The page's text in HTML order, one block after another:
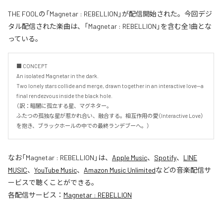
THE FOOLの「Magnetar : REBELLION」が配信開始された。今回デジ
タル配信された楽曲は、「Magnetar : REBELLION」を含む全1曲とな
っている。
■ CONCEPT
An isolated Magnetar in the dark.
Two lonely stars collide and merge, drawn together in an interactive love—a
final rendezvous inside the black hole.
（訳：暗闇に孤立する星、マグネター。
ふたつの孤独な星が惹かれ合い、融合する。相互作用の愛（Interactive Love）
を抱き、ブラックホールの中での最終ランデブーへ。）
なお「Magnetar : REBELLION 」は、 Apple Music、 Spotify、 LINE
MUSIC、 YouTube Music、 Amazon Music Unlimitedなどの音楽配信サ
ービスで聴くことができる。
各配信サービス： Magnetar : REBELLION